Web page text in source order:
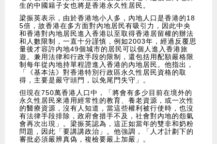
生的中國籍子女也將是香港永久性居民。
梁振英表示，由於香港地小人多，內地人口是香港的18
5倍，故香港在多方面對內地居民有吸引力，因此中央
和香港對內地居民進入香港以至取得香港居留權的辦法
和人數限制，一直十分謹慎，例如2003年，經過反覆思
量後才容許內地49個城市的居民可以個人進入香港旅
遊。兼用法律和行政手段的限制，還包括用配額嚴格限
制每年從內地持單程證進入香港的內地居民。他指出，
「《基本法》對香港特別行政區永久性居民資格的取
得，主要是嚴守頭門，以免尾門失守」。
但現在750萬香港人口中，「將會有多少目前在境外的
永久性居民來港用經常性的教育、養老資源，或一次性
的醫療資源，沒有人知道，當這些權利被行使時，也沒
有法律手段排除，政府會措手不及，社會對內地的怨氣
會再次出現」。梁振英認為，這正如當年的雙非和奶粉
問題，因此「要講講政治」。他強調，「人才計劃下的
審批必須嚴辨真偽，複檢要嚴上加嚴」。